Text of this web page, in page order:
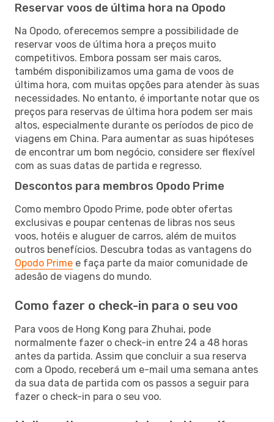
Reservar voos de última hora na Opodo
Na Opodo, oferecemos sempre a possibilidade de
reservar voos de última hora a preços muito
competitivos. Embora possam ser mais caros,
também disponibilizamos uma gama de voos de
última hora, com muitas opções para atender às suas
necessidades. No entanto, é importante notar que os
preços para reservas de última hora podem ser mais
altos, especialmente durante os períodos de pico de
viagens em China. Para aumentar as suas hipóteses
de encontrar um bom negócio, considere ser flexível
com as suas datas de partida e regresso.
Descontos para membros Opodo Prime
Como membro Opodo Prime, pode obter ofertas
exclusivas e poupar centenas de libras nos seus
voos, hotéis e aluguer de carros, além de muitos
outros benefícios. Descubra todas as vantagens do
Opodo Prime e faça parte da maior comunidade de
adesão de viagens do mundo.
Como fazer o check-in para o seu voo
Para voos de Hong Kong para Zhuhai, pode
normalmente fazer o check-in entre 24 a 48 horas
antes da partida. Assim que concluir a sua reserva
com a Opodo, receberá um e-mail uma semana antes
da sua data de partida com os passos a seguir para
fazer o check-in para o seu voo.